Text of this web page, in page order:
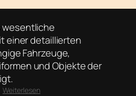
wesentliche
einer detaillierten
Fahrzeuge,
und Objekte der
Weiterlesen: